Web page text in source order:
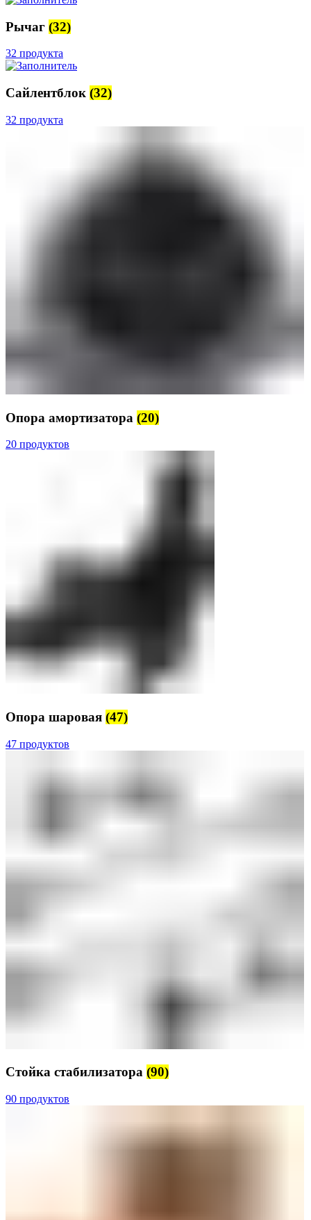
Рычаг (32)
32 продукта
Сайлентблок (32)
32 продукта
Опора амортизатора (20)
20 продуктов
Опора шаровая (47)
47 продуктов
Стойка стабилизатора (90)
90 продуктов